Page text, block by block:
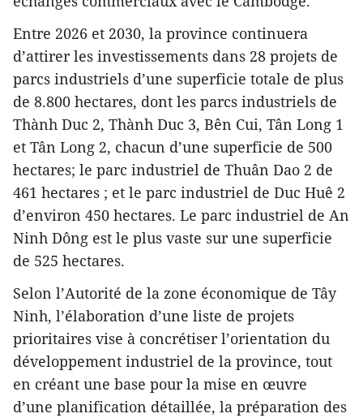
Entre 2026 et 2030, la province continuera
d’attirer les investissements dans 28 projets de
parcs industriels d’une superficie totale de plus
de 8.800 hectares, dont les parcs industriels de
Thành Duc 2, Thành Duc 3, Bên Cui, Tân Long 1
et Tân Long 2, chacun d’une superficie de 500
hectares; le parc industriel de Thuân Dao 2 de
461 hectares ; et le parc industriel de Duc Huê 2
d’environ 450 hectares. Le parc industriel de An
Ninh Dông est le plus vaste sur une superficie
de 525 hectares.
Selon l’Autorité de la zone économique de Tây
Ninh, l’élaboration d’une liste de projets
prioritaires vise à concrétiser l’orientation du
développement industriel de la province, tout
en créant une base pour la mise en œuvre
d’une planification détaillée, la préparation des